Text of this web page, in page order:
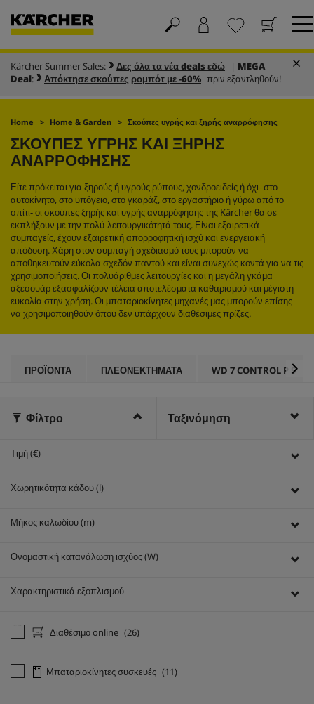
Καλάθι
Αγαπημένα
Kärcher Summer Sales: Δες όλα τα νέα deals εδώ | MEGA
Deal: Απόκτησε σκούπες ρομπότ με -60% πριν εξαντληθούν!
Home Home & Garden Σκούπες υγρής και ξηρής αναρρόφησης
ΣΚΟΥΠΕΣ ΥΓΡΗΣ ΚΑΙ ΞΗΡΗΣ
ΑΝΑΡΡΟΦΗΣΗΣ
Είτε πρόκειται για ξηρούς ή υγρούς ρύπους, χονδροειδείς ή όχι- στο
αυτοκίνητο, στο υπόγειο, στο γκαράζ, στο εργαστήριο ή γύρω από το
σπίτι- οι σκούπες ξηρής και υγρής αναρρόφησης της Kärcher θα σε
εκπλήξουν με την πολύ-λειτουργικότητά τους. Είναι εξαιρετικά
συμπαγείς, έχουν εξαιρετική απορροφητική ισχύ και ενεργειακή
απόδοση. Χάρη στον συμπαγή σχεδιασμό τους μπορούν να
αποθηκευτούν εύκολα σχεδόν παντού και είναι συνεχώς κοντά για να τις
χρησιμοποιήσεις. Οι πολυάριθμες λειτουργίες και η μεγάλη γκάμα
αξεσουάρ εξασφαλίζουν τέλεια αποτελέσματα καθαρισμού και μέγιστη
ευκολία στην χρήση. Οι μπαταριοκίνητες μηχανές μας μπορούν επίσης
να χρησιμοποιηθούν όπου δεν υπάρχουν διαθέσιμες πρίζες.
ΠΡΟΪΌΝΤΑ ΠΛΕΟΝΕΚΤΗΜΑΤΑ WD 7 CONTROL P S
Φίλτρο Ταξινόμηση
Τιμή (€)
Χωρητικότητα κάδου (l)
Μήκος καλωδίου (m)
Ονομαστική κατανάλωση ισχύος (W)
Χαρακτηριστικά εξοπλισμού
Διαθέσιμο online (26)
Μπαταριοκίνητες συσκευές (11)